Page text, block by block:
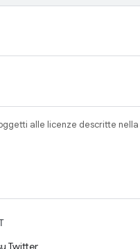
alle licenze descritte nella
Twitter